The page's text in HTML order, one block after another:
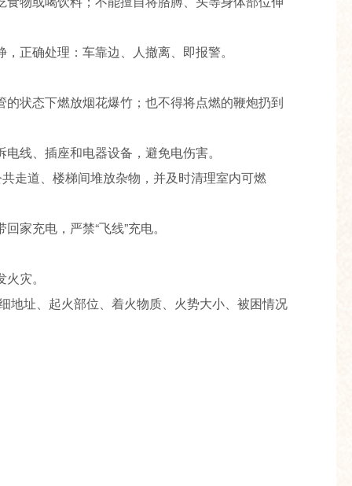
正确处理：车靠边、人撤离、即报警。
状态下燃放烟花爆竹；也不得将点燃的鞭炮扔到
线、插座和电器设备，避免电伤害。
走道、楼梯间堆放杂物，并及时清理室内可燃
家充电，严禁“飞线”充电。
灾。
地址、起火部位、着火物质、火势大小、被困情况